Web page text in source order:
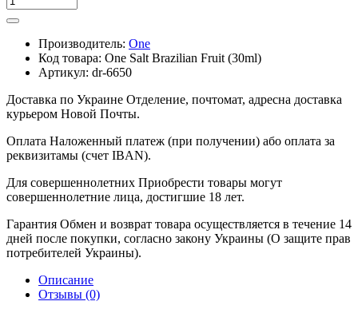
Производитель: One
Код товара: One Salt Brazilian Fruit (30ml)
Артикул: dr-6650
Доставка по Украине Отделение, почтомат, адресна доставка
курьером Новой Почты.
Оплата Наложенный платеж (при получении) або оплата за
реквизитамы (счет IBAN).
Для совершеннолетних Приобрести товары могут
совершеннолетние лица, достигшие 18 лет.
Гарантия Обмен и возврат товара осуществляется в течение 14
дней после покупки, согласно закону Украины (О защите прав
потребителей Украины).
Описание
Отзывы (0)